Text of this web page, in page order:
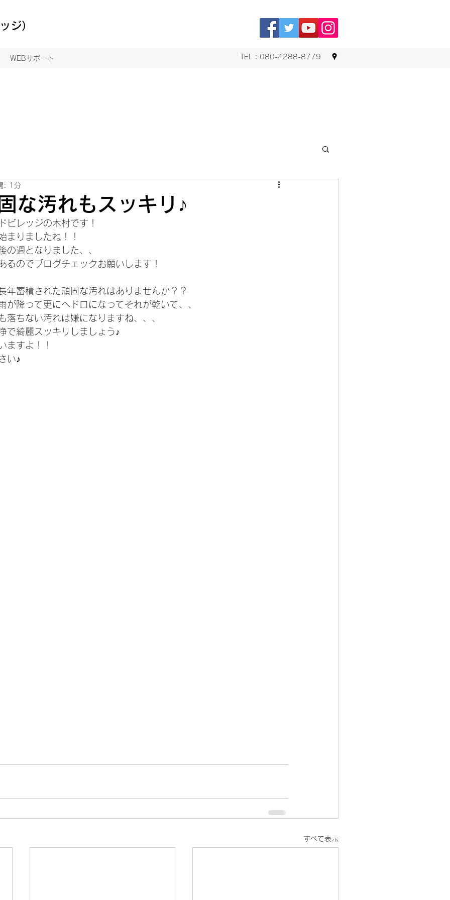
ジ）
WEBサポート TEL：080-4288-8779
な汚れもスッキリ♪
: 1分
ビレッジの木村です！
まりましたね！！
の週となりました、、
るのでブログチェックお願いします！
年蓄積された頑固な汚れはありませんか？？
が降って更にヘドロになってそれが乾いて、、
落ちない汚れは嫌になりますね、、、
で綺麗スッキリしましょう♪
ますよ！！
い♪
すべて表示